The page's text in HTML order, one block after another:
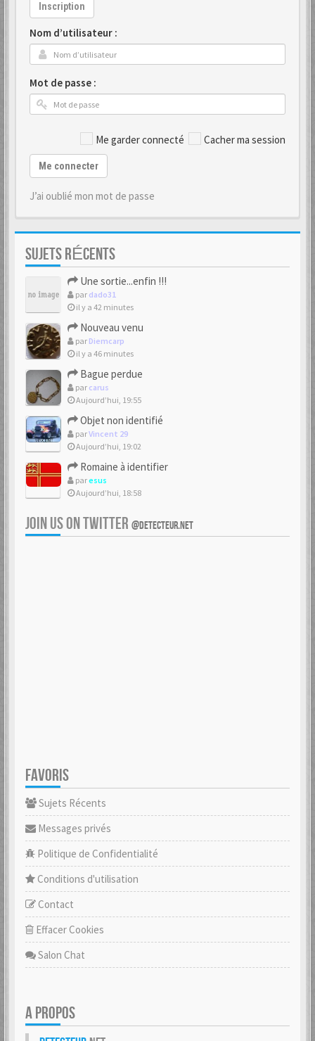
Inscription
Nom d’utilisateur :
Mot de passe :
Me garder connecté Cacher ma session
Me connecter
J’ai oublié mon mot de passe
SUJETS RÉCENTS
Une sortie...enfin !!!
par dado31
il y a 42 minutes
Nouveau venu
par Diemcarp
il y a 46 minutes
Bague perdue
par carus
Aujourd’hui, 19:55
Objet non identifié
parVincent 29
Aujourd’hui, 19:02
Romaine à identifier
paresus
Aujourd’hui, 18:58
JOIN US ON TWITTER @DETECTEUR.NET
FAVORIS
Sujets Récents
Messages privés
Politique de Confidentialité
Conditions d'utilisation
Contact
Effacer Cookies
Salon Chat
A PROPOS